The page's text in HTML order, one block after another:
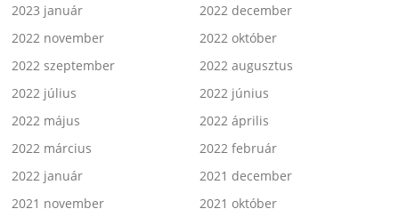
2023 január
2022 december
2022 november
2022 október
2022 szeptember
2022 augusztus
2022 július
2022 június
2022 május
2022 április
2022 március
2022 február
2022 január
2021 december
2021 november
2021 október